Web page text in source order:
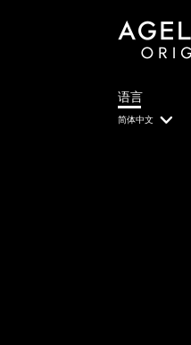
语言
简体中文